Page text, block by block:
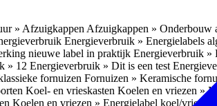
» Afzuigkappen Afzuigkappen » Onderbouw
Energieverbruik » Energielabels
nieuwe label in praktijk Energieverbruik »
» 12 Energieverbruik » Dit is een test
fornuizen Fornuizen » Keramische
Koel- en vrieskasten Koelen en vriezen »
Koelen en vriezen » Energielabel koel/